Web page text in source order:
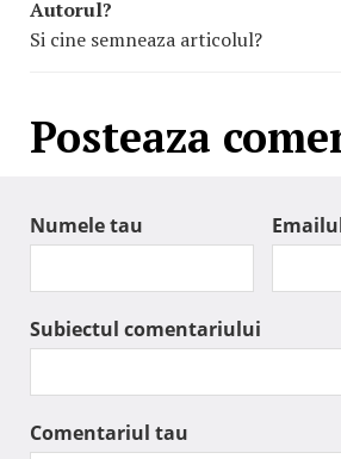
Autorul?
Si cine semneaza articolul?
Posteaza
Numele tau
Subiectul comentariului
Comentariul tau